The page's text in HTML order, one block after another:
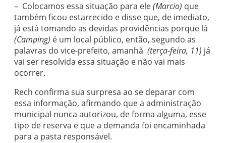
– Colocamos essa situação para ele(Marcio) que
também ficou estarrecido e disse que, de imediato,
já está tomando as devidas providências porque lá
(Camping) é um local público, então, segundo as
palavras do vice-prefeito, amanhã (terça-feira, 11) já
vai ser resolvida essa situação e não vai mais
ocorrer.
Rech confirma sua surpresa ao se deparar com
essa informação, afirmando que a administração
municipal nunca autorizou, de forma alguma, esse
tipo de reserva e que a demanda foi encaminhada
para a pasta responsável.